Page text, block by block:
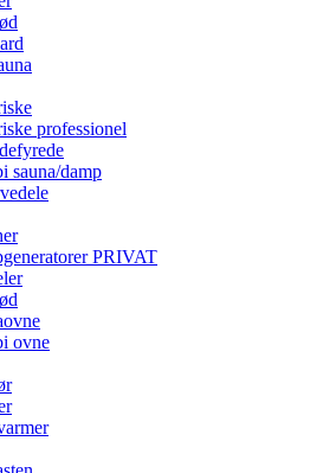
professionel
sauna/damp
PRIVAT
ovne